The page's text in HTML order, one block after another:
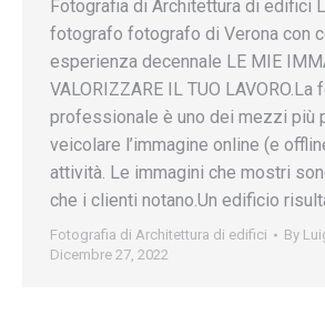
Fotografia di Architettura di edifici
fotografo fotografo di Verona con
esperienza decennale LE MIE
VALORIZZARE IL TUO LAVORO.La
professionale è uno dei mezzi più
veicolare l’immagine online (e
attività. Le immagini che mostri
che i clienti notano.Un edificio
Fotografia di Architettura di edifici By
Dicembre 27, 2022